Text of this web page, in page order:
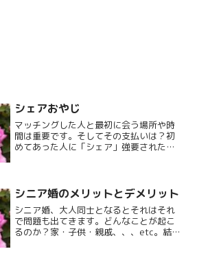
シェアおやじ
マッチングした人と最初に会う場所や時
間は重要です。そしてその支払いは？初
めてあった人に「シェア」強要された
シニア婚のメリットとデメリット
シニア婚、大人同士となるとそれはそれ
で問題も出てきます。どんなことが起こ
るのか？家・子供・親戚、、、etc。結局